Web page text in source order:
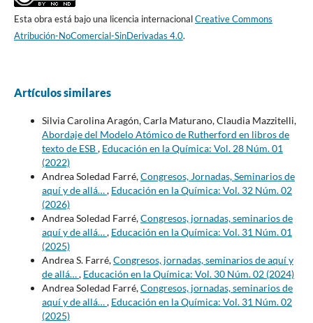
Esta obra está bajo una licencia internacionalCreative Commons
Atribución-NoComercial-SinDerivadas 4.0.
Artículos similares
Silvia Carolina Aragón, Carla Maturano, Claudia Mazzitelli,
Abordaje del Modelo Atómico de Rutherford en libros de
texto de ESB, Educación en la Química: Vol. 28 Núm. 01
(2022)
Andrea Soledad Farré,Congresos, Jornadas, Seminarios de
aquí y de allá…, Educación en la Química: Vol. 32 Núm. 02
(2026)
Andrea Soledad Farré,Congresos, jornadas, seminarios de
aquí y de allá…, Educación en la Química: Vol. 31 Núm. 01
(2025)
Andrea S. Farré,Congresos, jornadas, seminarios de aquí y
de allá…, Educación en la Química: Vol. 30 Núm. 02 (2024)
Andrea Soledad Farré,Congresos, jornadas, seminarios de
aquí y de allá…, Educación en la Química: Vol. 31 Núm. 02
(2025)